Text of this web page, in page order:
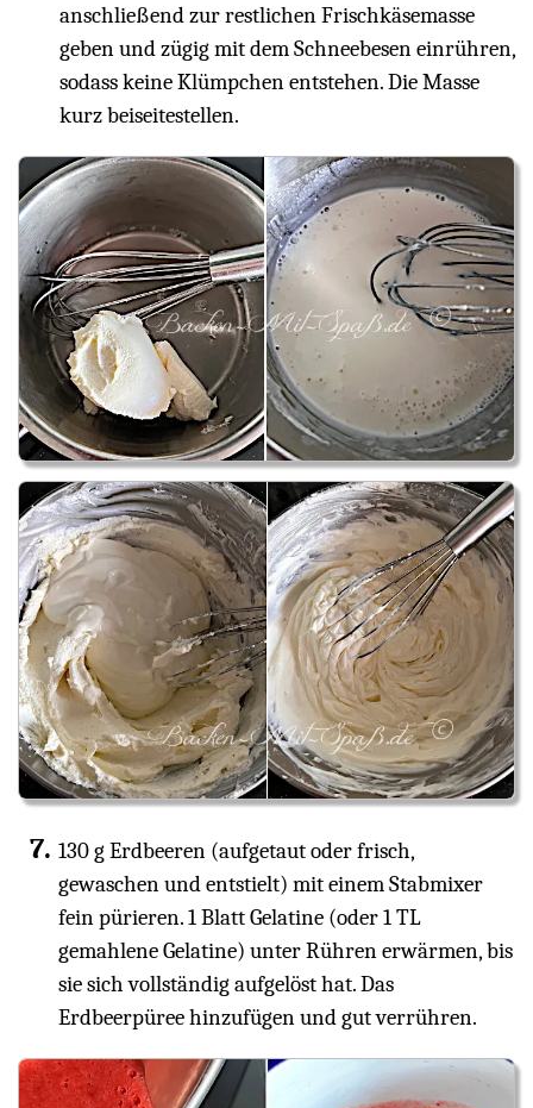
anschließend zur restlichen Frischkäsemasse
geben und zügig mit dem Schneebesen einrühren,
sodass keine Klümpchen entstehen. Die Masse
kurz beiseitestellen.
130 g Erdbeeren (aufgetaut oder frisch,
gewaschen und entstielt) mit einem Stabmixer
fein pürieren. 1 Blatt Gelatine (oder 1 TL
gemahlene Gelatine) unter Rühren erwärmen, bis
sie sich vollständig aufgelöst hat. Das
Erdbeerpüree hinzufügen und gut verrühren.